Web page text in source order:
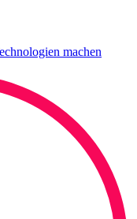
machen